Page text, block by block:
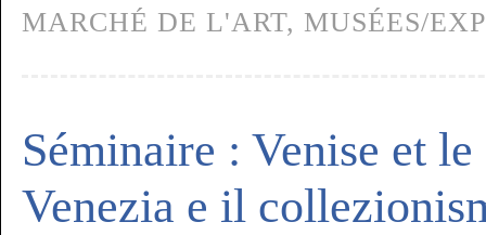
MARCHÉ DE L'ART, MUSÉES/
Séminaire : Venise et
Venezia e il